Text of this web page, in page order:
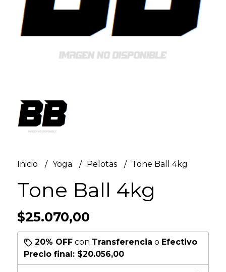
Inicio Yoga Pelotas Tone Ball 4kg
Tone Ball 4kg
$25.070,00
20% OFFcon Transferencia o Efectivo
Precio final: $20.056,00